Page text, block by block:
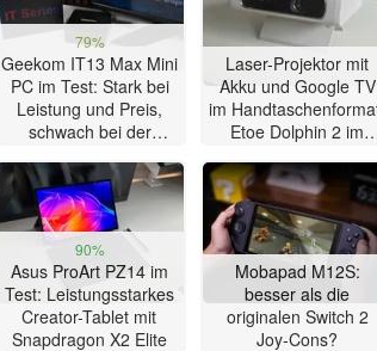
79%
Geekom IT13 Max Mini
PC im Test: Stark bei
Leistung und Preis,
schwach bei der
Laser-Projektor mit
Akku und Google TV
im
Etoe Dolphin 2 im
90%
Asus ProArt PZ14 im
Test: Leistungsstarkes
Creator-Tablet mit
Snapdragon X2 Elite
Mobapad M12S:
besser als die
originalen Switch 2
Joy-Cons?